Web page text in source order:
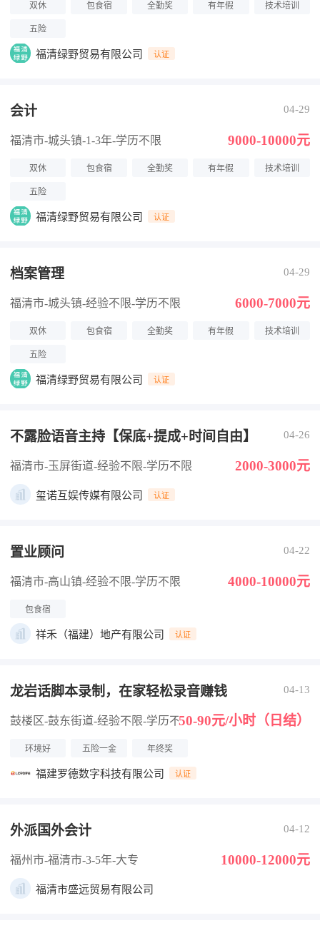
双休 包食宿 全勤奖 有年假 技术培训
五险
福清绿野贸易有限公司 认证
会计 04-29
福清市-城头镇-1-3年-学历不限 9000-10000元
双休 包食宿 全勤奖 有年假 技术培训
五险
福清绿野贸易有限公司 认证
档案管理 04-29
福清市-城头镇-经验不限-学历不限 6000-7000元
双休 包食宿 全勤奖 有年假 技术培训
五险
福清绿野贸易有限公司 认证
不露脸语音主持【保底+提成+时间自由】 04-26
福清市-玉屏街道-经验不限-学历不限 2000-3000元
玺诺互娱传媒有限公司 认证
置业顾问 04-22
福清市-高山镇-经验不限-学历不限 4000-10000元
包食宿
祥禾（福建）地产有限公司 认证
龙岩话脚本录制，在家轻松录音赚钱 04-13
鼓楼区-鼓东街道-经验不限-学历不限50-90元/小时（日结）
环境好 五险一金 年终奖
福建罗德数字科技有限公司 认证
外派国外会计 04-12
福州市-福清市-3-5年-大专 10000-12000元
福清市盛远贸易有限公司